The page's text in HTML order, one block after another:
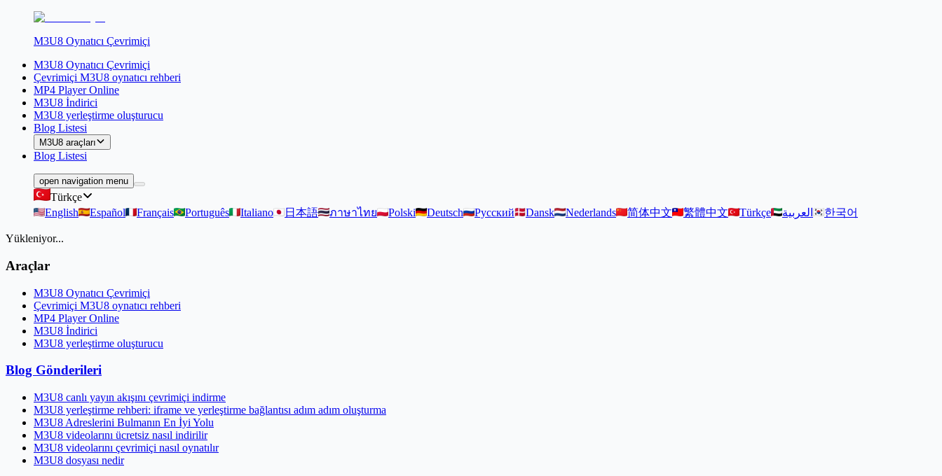
M3U8 Oynatıcı Çevrimiçi
M3U8 Oynatıcı Çevrimiçi
Çevrimiçi M3U8 oynatıcı rehberi
MP4 Player Online
M3U8 İndirici
M3U8 yerleştirme oluşturucu
Blog Listesi
M3U8 araçları
Blog Listesi
open navigation menu
Türkçe
English
Español Français Português Italiano 日本語 ภาษาไทย Polski Deutsch Русский Dansk Nederlands 简体中文 繁體中文 Türkçe العربية 한국어
Yükleniyor...
Araçlar
M3U8 Oynatıcı Çevrimiçi
Çevrimiçi M3U8 oynatıcı rehberi
MP4 Player Online
M3U8 İndirici
M3U8 yerleştirme oluşturucu
Blog Gönderileri
M3U8 canlı yayın akışını çevrimiçi indirme
M3U8 yerleştirme rehberi: iframe ve yerleştirme bağlantısı adım adım oluşturma
M3U8 Adreslerini Bulmanın En İyi Yolu
M3U8 videolarını ücretsiz nasıl indirilir
M3U8 videolarını çevrimiçi nasıl oynatılır
M3U8 dosyası nedir